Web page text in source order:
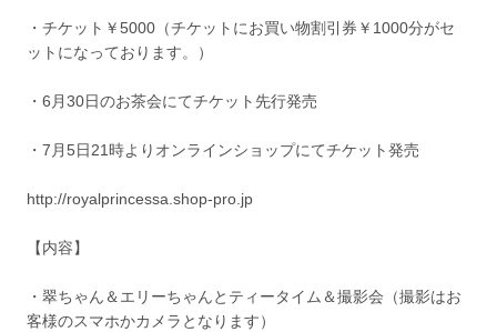
・チケット￥5000（チケットにお買い物割引券￥1000分がセ
ットになっております。）
・6月30日のお茶会にてチケット先行発売
・7月5日21時よりオンラインショップにてチケット発売
http://royalprincessa.shop-pro.jp
【内容】
・翠ちゃん＆エリーちゃんとティータイム＆撮影会（撮影はお
客様のスマホかカメラとなります）